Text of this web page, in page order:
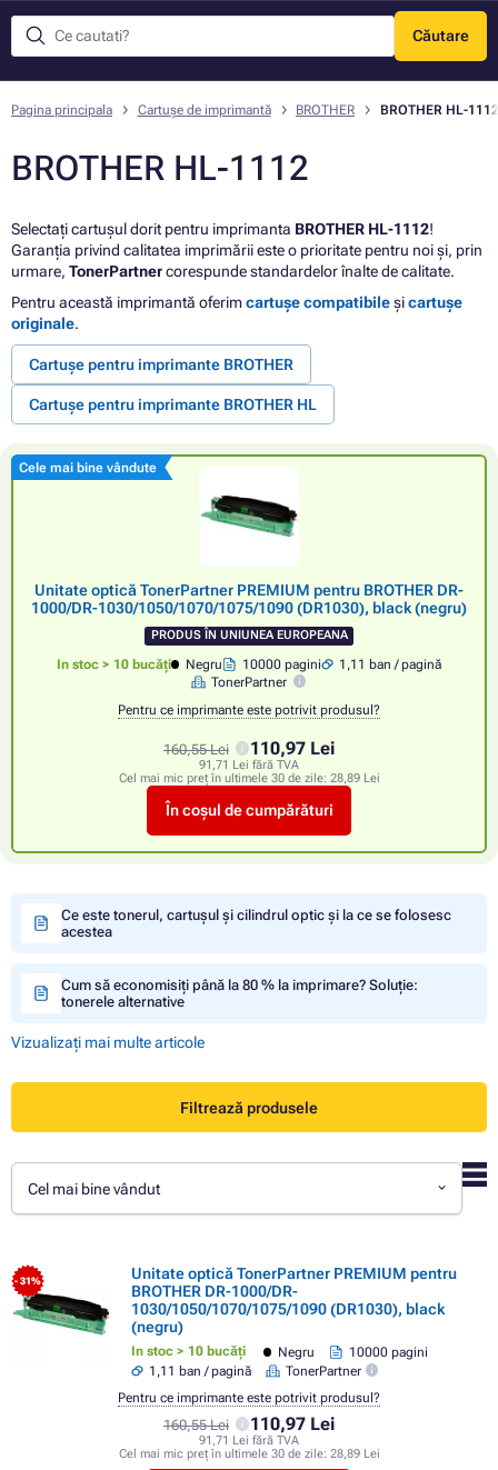
Căutare
Meniu
Pagina principala Cartușe de imprimantă BROTHER BROTHER HL-1112
BROTHER HL-1112
Selectați cartușul dorit pentru imprimanta BROTHER HL-1112!
Garanția privind calitatea imprimării este o prioritate pentru noi și, prin
urmare, TonerPartnercorespunde standardelor înalte de calitate.
Pentru această imprimantă oferimcartușe compatibileșicartușe
originale.
Cartușe pentru imprimante BROTHER
Cartușe pentru imprimante BROTHER HL
Cele mai bine vândute
Unitate optică TonerPartner PREMIUM pentru BROTHER DR-
1000/DR-1030/1050/1070/1075/1090 (DR1030), black (negru)
PRODUS ÎN UNIUNEA EUROPEANA
In stoc > 10 bucăți Negru 10000 pagini
1,11 ban / pagină
TonerPartner
Pentru ce imprimante este potrivit produsul?
160,55 Lei 110,97 Lei
91,71 Lei fără TVA
Cel mai mic preț în ultimele 30 de zile: 28,89 Lei
În coșul de cumpărături
Ce este tonerul, cartușul și cilindrul optic și la ce se folosesc
acestea
Cum să economisiți până la 80 % la imprimare? Soluție:
tonerele alternative
Vizualizați mai multe articole
Filtrează produsele
Cel mai bine vândut
- 31%
Unitate optică TonerPartner PREMIUM pentru
BROTHER DR-1000/DR-
1030/1050/1070/1075/1090 (DR1030), black
(negru)
In stoc > 10 bucăți Negru
10000 pagini
1,11 ban / pagină
TonerPartner
160,55 Lei 110,97 Lei
91,71 Lei fără TVA
Cel mai mic preț în ultimele 30 de zile: 28,89 Lei
Pentru ce imprimante este potrivit produsul?